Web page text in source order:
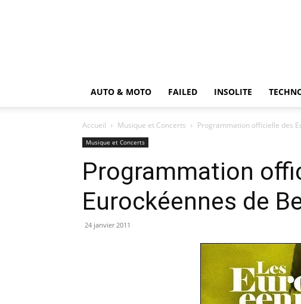
AUTO & MOTO FAILED INSOLITE
Accueil Musique et Concerts Programmation officielle des
Musique et Concerts
Programmation
Eurockéennes de
24 janvier 2011